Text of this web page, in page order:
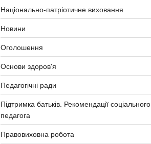
Національно-патріотичне виховання
Новини
Оголошення
Основи здоров'я
Педагогічні ради
Підтримка батьків. Рекомендації соціального
педагога
Правовиховна робота